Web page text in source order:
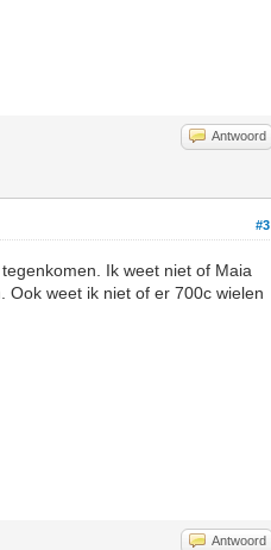
Antwoord
#3
Ik weet niet of Maia
Ook weet ik niet of er 700c wielen
Antwoord